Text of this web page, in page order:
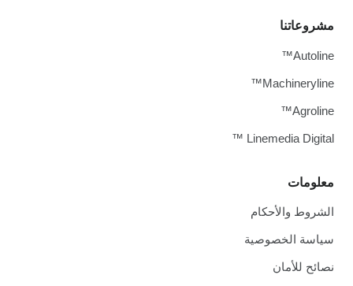
معلومات
الشروط والأحكام
سياسة الخصوصية
نصائح للأمان
مشروعاتنا
Autoline™
Machineryline™
Agroline™
Linemedia Digital ™